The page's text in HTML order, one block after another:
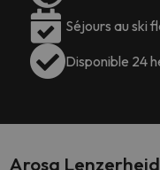
Séjours au ski
Disponible 24
Arosa